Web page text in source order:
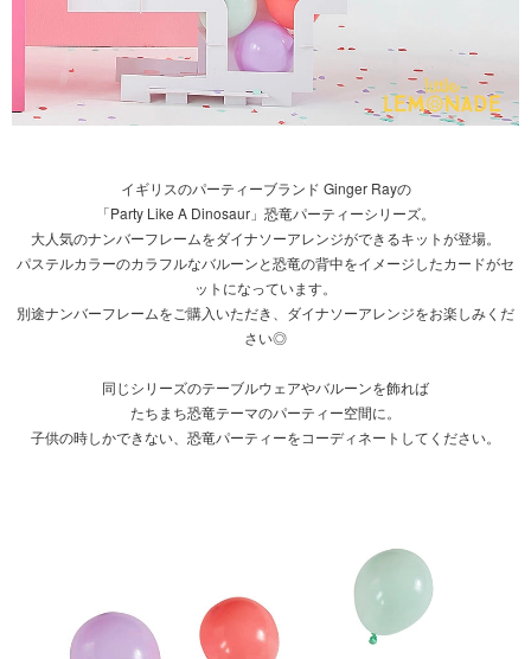
イギリスのパーティーブランド Ginger Rayの
「Party Like A Dinosaur」恐竜パーティーシリーズ。
大人気のナンバーフレームをダイナソーアレンジができるキットが登場。
パステルカラーのカラフルなバルーンと恐竜の背中をイメージしたカードがセ
ットになっています。
別途ナンバーフレームをご購入いただき、ダイナソーアレンジをお楽しみくだ
さい◎
同じシリーズのテーブルウェアやバルーンを飾れば
たちまち恐竜テーマのパーティー空間に。
子供の時しかできない、恐竜パーティーをコーディネートしてください。